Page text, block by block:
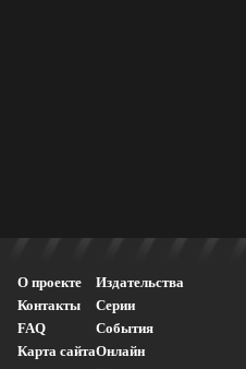
О проекте
Контакты
FAQ
Карта сайта
Издательства
Серии
События
Онлайн